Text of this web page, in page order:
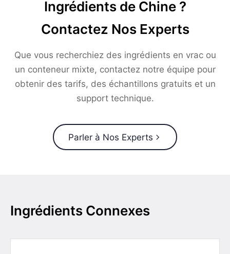
Ingrédients de Chine ?
Contactez Nos Experts
Que vous recherchiez des ingrédients en vrac ou
un conteneur mixte, contactez notre équipe pour
obtenir des tarifs, des échantillons gratuits et un
support technique.
Parler à Nos Experts
Ingrédients Connexes